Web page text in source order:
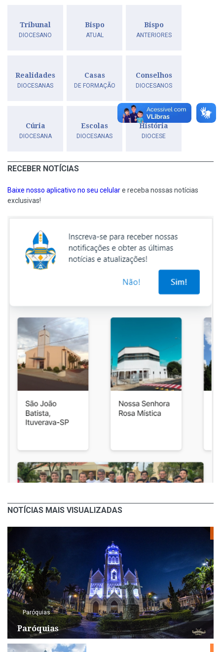
Tribunal
DIOCESANO
Bispo
ATUAL
Bispo
ANTERIORES
Realidades
DIOCESANAS
Casas
DE FORMAÇÃO
Conselhos
DIOCESANOS
Cúria
DIOCESANA
Escolas
DIOCESANAS
História
DIOCESE
RECEBER NOTÍCIAS
Baixe nosso aplicativo no seu celulare receba nossas notícias
exclusivas!
NOTÍCIAS MAIS VISUALIZADAS
Paróquias
Paróquias